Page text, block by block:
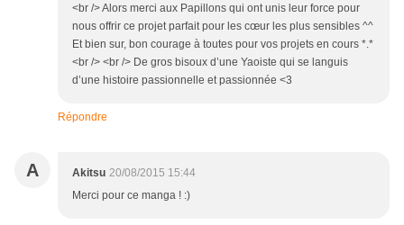
<br /> Alors merci aux Papillons qui ont unis leur force pour
nous offrir ce projet parfait pour les cœur les plus sensibles ^^
Et bien sur, bon courage à toutes pour vos projets en cours *.*
<br /> <br /> De gros bisoux d’une Yaoiste qui se languis
d’une histoire passionnelle et passionnée <3
Répondre
A Akitsu 20/08/2015 15:44
Merci pour ce manga ! :)